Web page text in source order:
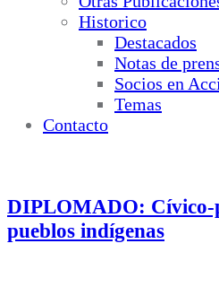
Historico
Destacados
Notas de
Socios en
Temas
Contacto
DIPLOMADO: Cívico-
pueblos indígenas